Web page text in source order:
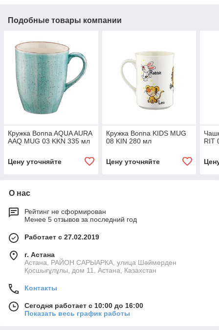
Подобные товары компании
Кружка Bonna AQUA AURA
AAQ MUG 03 KKN 335 мл
Цену уточняйте
Кружка Bonna KIDS MUG
08 KIN 280 мл
Цену уточняйте
RIT
О нас
Рейтинг не сформирован
Менее 5 отзывов за последний год
Работает с 27.02.2019
г. Астана
Астана, РАЙОН САРЫАРКА, улица Шәймерден
Қосшығұлұлы, дом 11, Астана, Казахстан
Контакты
Сегодня работает с 10:00 до 16:00
Показать весь график работы